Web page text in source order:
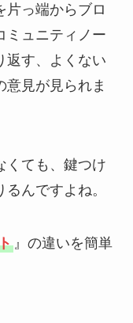
片っ端からブロ
ミュニティノー
返す、よくない
意見が見られま
くても、鍵つけ
んですよね。
』の違いを簡単